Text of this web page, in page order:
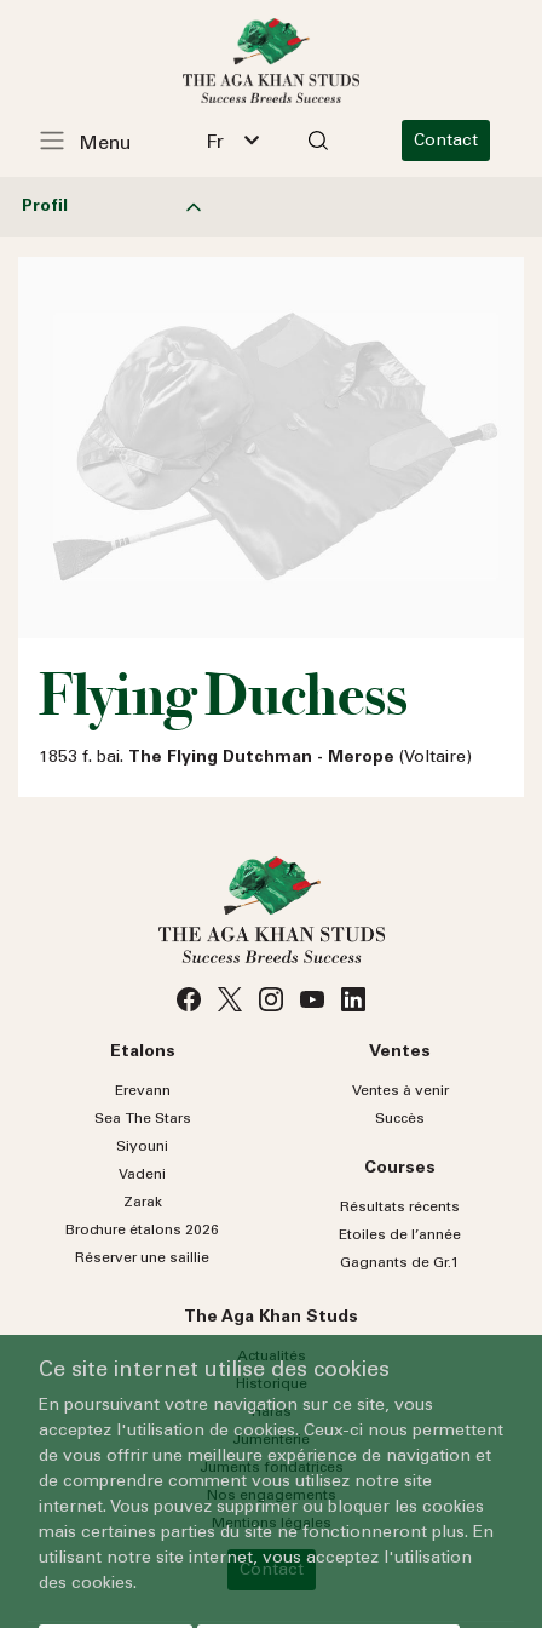
Fr Contact
Menu
Profil
Flying Duchess
1853 f. bai. The Flying Dutchman - Merope (Voltaire)
Etalons
Erevann
Sea TheStars
Siyouni
Vadeni
Zarak
Brochure étalons 2026
Réserver une saillie
Ventes
Ventes à venir
Succès
Courses
Résultats récents
Etoiles de l’année
Gagnants de Gr.1
The Aga Khan Studs
Actualités
Historique
Haras
Jumenterie
Juments fondatrices
Nos engagements
Mentions légales
Contact
Ce site internet utilise des cookies
En poursuivant votre navigation sur ce site, vous
acceptez l'utilisation de cookies. Ceux-ci nous permettent
de vous offrir une meilleure expérience de navigation et
de comprendre comment vous utilisez notre site
internet. Vous pouvez supprimer ou bloquer les cookies
mais certaines parties du site ne fonctionneront plus. En
utilisant notre site internet, vous acceptez l'utilisation
des cookies.